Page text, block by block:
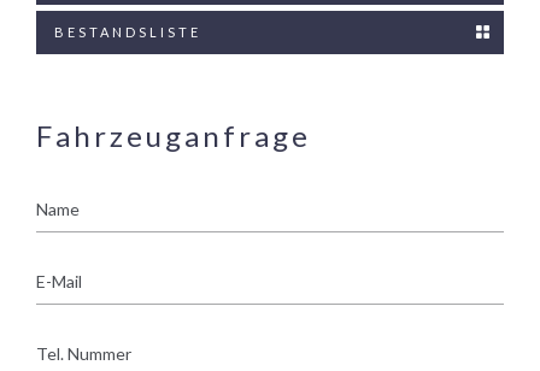
BESTANDSLISTE
Fahrzeuganfrage
Mail
Nummer